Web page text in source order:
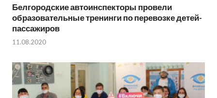
Белгородские автоинспекторы провели
образовательные тренинги по перевозке детей-
пассажиров
11.08.2020